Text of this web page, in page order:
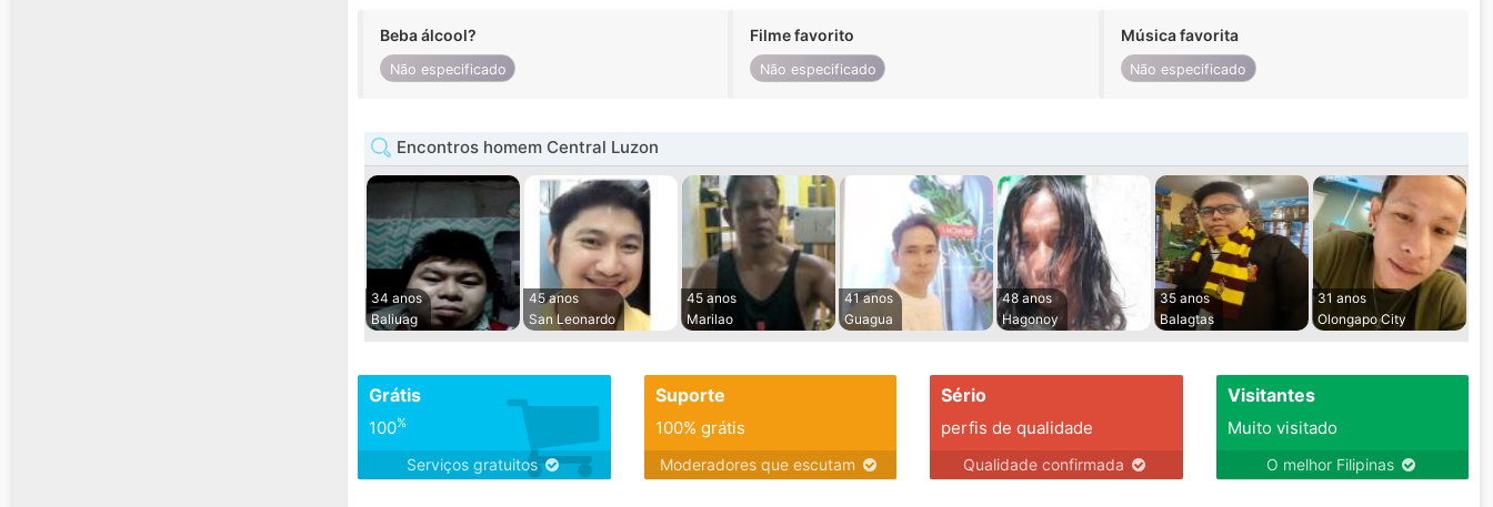
Beba álcool?
Não especificado
Filme favorito
Não especificado
Música favorita
Não especificado
Encontros homem Central Luzon
34 anos
Baliuag
45 anos
San Leonardo
45 anos
Marilao
41 anos
Guagua
48 anos
Hagonoy
35 anos
Balagtas
31 anos
Olongapo City
Grátis
100%
Serviços gratuitos
Suporte
100% grátis
Moderadores que escutam
Sério
perfis de qualidade
Qualidade confirmada
Visitantes
Muito visitado
O melhor Filipinas